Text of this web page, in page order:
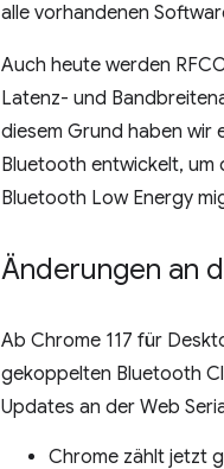
alle vorhandenen
Auch heute werden
Latenz- und
diesem Grund haben wir
Bluetooth entwickelt, um
Bluetooth Low Energy
Änderungen an
Ab Chrome 117 für
gekoppelten Bluetooth
Updates an der Web
Chrome zählt jetzt